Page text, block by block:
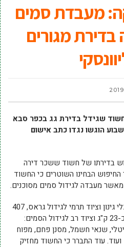
מעבדת סמים
מגורים
שגידל בדירת גג בכפר סבא
הוגשו נגדו כתב אישום
בדירתו של חשוד ששכר דירה
הבחינו השוטרים כי החשוד
מעבדה לגידול סמים מסוכנים.
במהלך החיפוש נמצאו, בנוסף לכלי גינון וציוד תרמי לגידול גראס, 407
שתילי סם קנאביס במשקל של כ-23 ק"ג וציוד רב לגידול הסמים:
שנאי חשמל, מסנן פחם, מפוח
ועוד. עוד התברר כי החשוד מחזיק